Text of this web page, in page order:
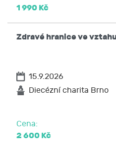
1 990 Kč
Zdravé hranice ve
15.9.2026
Diecézní charita Brno
Cena:
2 600 Kč